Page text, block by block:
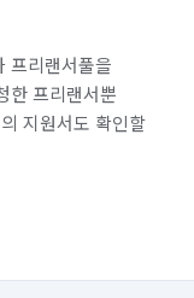
프리랜서풀을
한 프리랜서뿐
지원서도 확인할